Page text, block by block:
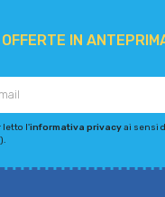
IN
letto l'informativa privacyai sensi